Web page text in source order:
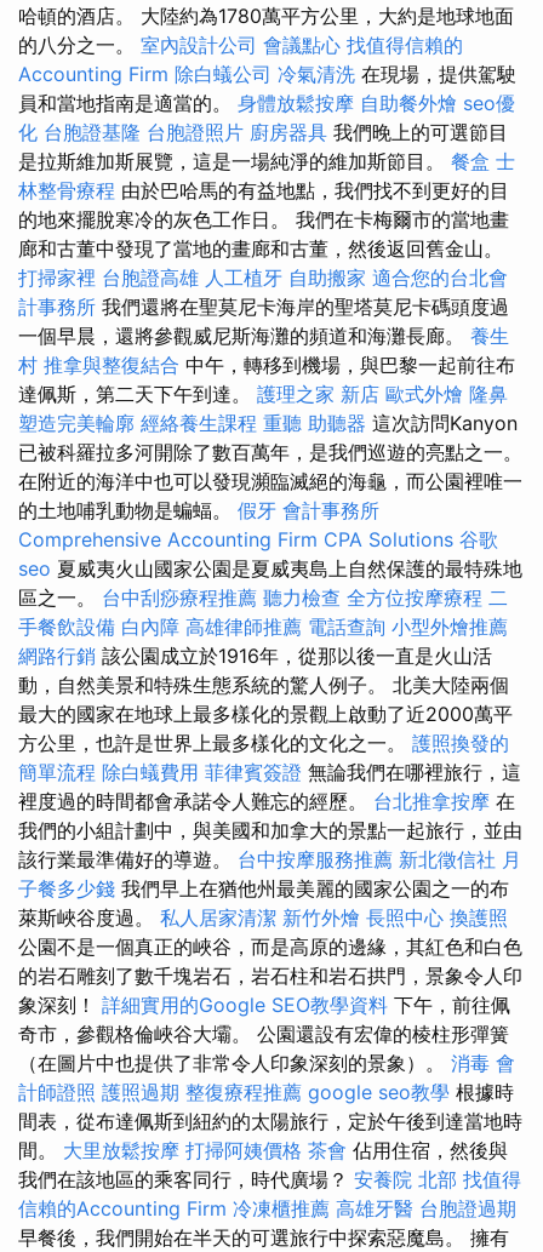
哈頓的酒店。 大陸約為1780萬平方公里，大約是地球地面
的八分之一。 室內設計公司 會議點心 找值得信賴的
Accounting Firm 除白蟻公司 冷氣清洗 在現場，提供駕駛
員和當地指南是適當的。 身體放鬆按摩 自助餐外燴 seo優
化 台胞證基隆 台胞證照片 廚房器具 我們晚上的可選節目
是拉斯維加斯展覽，這是一場純淨的維加斯節目。 餐盒 士
林整骨療程 由於巴哈馬的有益地點，我們找不到更好的目
的地來擺脫寒冷的灰色工作日。 我們在卡梅爾市的當地畫
廊和古董中發現了當地的畫廊和古董，然後返回舊金山。
打掃家裡 台胞證高雄 人工植牙 自助搬家 適合您的台北會
計事務所 我們還將在聖莫尼卡海岸的聖塔莫尼卡碼頭度過
一個早晨，還將參觀威尼斯海灘的頻道和海灘長廊。 養生
村 推拿與整復結合 中午，轉移到機場，與巴黎一起前往布
達佩斯，第二天下午到達。 護理之家 新店 歐式外燴 隆鼻
塑造完美輪廓 經絡養生課程 重聽 助聽器 這次訪問Kanyon
已被科羅拉多河開除了數百萬年，是我們巡遊的亮點之一。
在附近的海洋中也可以發現瀕臨滅絕的海龜，而公園裡唯一
的土地哺乳動物是蝙蝠。 假牙 會計事務所
Comprehensive Accounting Firm CPA Solutions 谷歌
seo 夏威夷火山國家公園是夏威夷島上自然保護的最特殊地
區之一。 台中刮痧療程推薦 聽力檢查 全方位按摩療程 二
手餐飲設備 白內障 高雄律師推薦 電話查詢 小型外燴推薦
網路行銷 該公園成立於1916年，從那以後一直是火山活
動，自然美景和特殊生態系統的驚人例子。 北美大陸兩個
最大的國家在地球上最多樣化的景觀上啟動了近2000萬平
方公里，也許是世界上最多樣化的文化之一。 護照換發的
簡單流程 除白蟻費用 菲律賓簽證 無論我們在哪裡旅行，這
裡度過的時間都會承諾令人難忘的經歷。 台北推拿按摩 在
我們的小組計劃中，與美國和加拿大的景點一起旅行，並由
該行業最準備好的導遊。 台中按摩服務推薦 新北徵信社 月
子餐多少錢 我們早上在猶他州最美麗的國家公園之一的布
萊斯峽谷度過。 私人居家清潔 新竹外燴 長照中心 換護照
公園不是一個真正的峽谷，而是高原的邊緣，其紅色和白色
的岩石雕刻了數千塊岩石，岩石柱和岩石拱門，景象令人印
象深刻！ 詳細實用的Google SEO教學資料 下午，前往佩
奇市，參觀格倫峽谷大壩。 公園還設有宏偉的棱柱形彈簧
（在圖片中也提供了非常令人印象深刻的景象）。 消毒 會
計師證照 護照過期 整復療程推薦 google seo教學 根據時
間表，從布達佩斯到紐約的太陽旅行，定於午後到達當地時
間。 大里放鬆按摩 打掃阿姨價格 茶會 佔用住宿，然後與
我們在該地區的乘客同行，時代廣場？ 安養院 北部 找值得
信賴的Accounting Firm 冷凍櫃推薦 高雄牙醫 台胞證過期
早餐後，我們開始在半天的可選旅行中探索惡魔島。 擁有